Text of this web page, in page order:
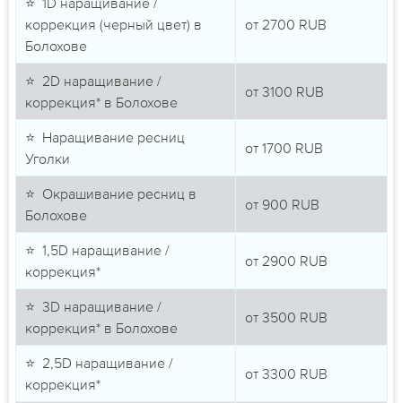
коррекция (черный цвет) в
Болохове
от 2700 RUB
⭐ 2D наращивание /
коррекция* в Болохове
от 3100 RUB
⭐ Наращивание ресниц
Уголки
от 1700 RUB
⭐ Окрашивание ресниц в
Болохове
от 900 RUB
⭐ 1,5D наращивание /
коррекция*
от 2900 RUB
⭐ 3D наращивание /
коррекция* в Болохове
от 3500 RUB
⭐ 2,5D наращивание /
коррекция*
от 3300 RUB